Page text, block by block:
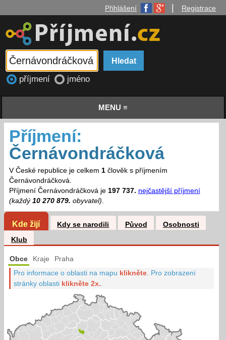
Přihlášení Registrace
příjmení jméno
MENU ≡
Příjmení:
Černávondráčková
V České republice je celkem 1člověk s příjmením
Černávondráčková.
Příjmení Černávondráčková je 197 737. nejčastější příjmení
(každý 10 270 879. obyvatel).
Kde žijí Kdy se narodili Původ
Osobnosti
Klub
Obce Kraje Praha
Pro informace o oblasti na mapu klikněte Pro zobrazení
stránky oblasti klikněte 2x.